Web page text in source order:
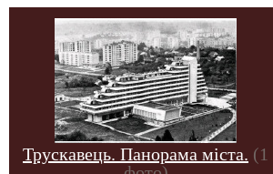
Трускавець. Панорама міста. (1